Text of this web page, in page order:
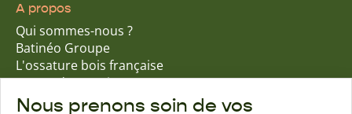
A propos
Qui sommes-nous ?
Batinéo Groupe
L'ossature bois française
15 ans d'expertise
Nos engagements écologiques
Nous prenons soin de vos